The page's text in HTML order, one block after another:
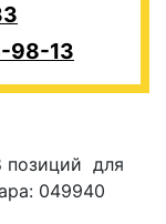
98-13
позиций для
049940